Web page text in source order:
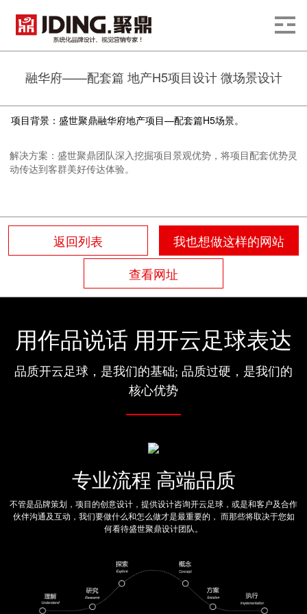
融华府——配套篇 地产H5项目设计 微场景设计
项目背景：盛世聚鼎融华府地产项目—配套篇H5场景。
解决方案： 盛世聚鼎团队深入挖掘项目景观优势，将项目配套优势灵
动传达到客群美好传达体验。
返回列表
我也想做这样的网站
查看网址
用作品说话 用开云足球表达
品质开云足球，是我们的基础; 品质过硬，是我们的
核心优势
专业流程 高端品质
不管是品牌策划，项目的创意设计，提供设计咨询开云足球，或是和客户及合作
伙伴沟通及互动，我们要做什么和怎么做才是最重要的， 而那些将取决于您如
何看待盛世聚鼎设计团队。